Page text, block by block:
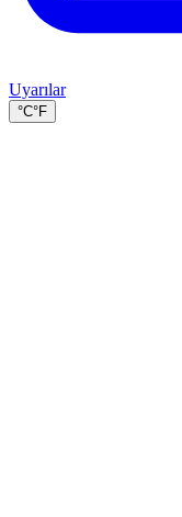
Uyarılar
°C°F